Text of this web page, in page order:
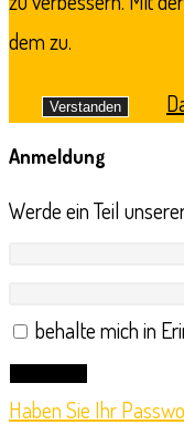
dem zu.
Verstanden
Anmeldung
Werde ein Teil
behalte mich in
Haben Sie Ihr